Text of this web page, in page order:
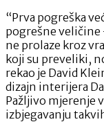
“Prva pogreška
pogrešne veličine
ne prolaze kroz
koji su preveliki,
rekao je David
dizajn interijera
Pažljivo mjerenje
izbjegavanju